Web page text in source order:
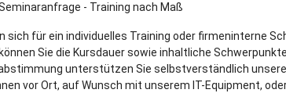
- Training nach Maß
sich für ein individuelles Training oder firmeninterne
Sie die Kursdauer sowie inhaltliche
unterstützen Sie selbstverständlich
vor Ort, auf Wunsch mit unserem IT-Equipment,